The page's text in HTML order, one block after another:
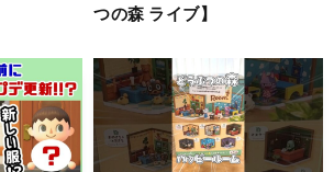
つの森 ライブ】